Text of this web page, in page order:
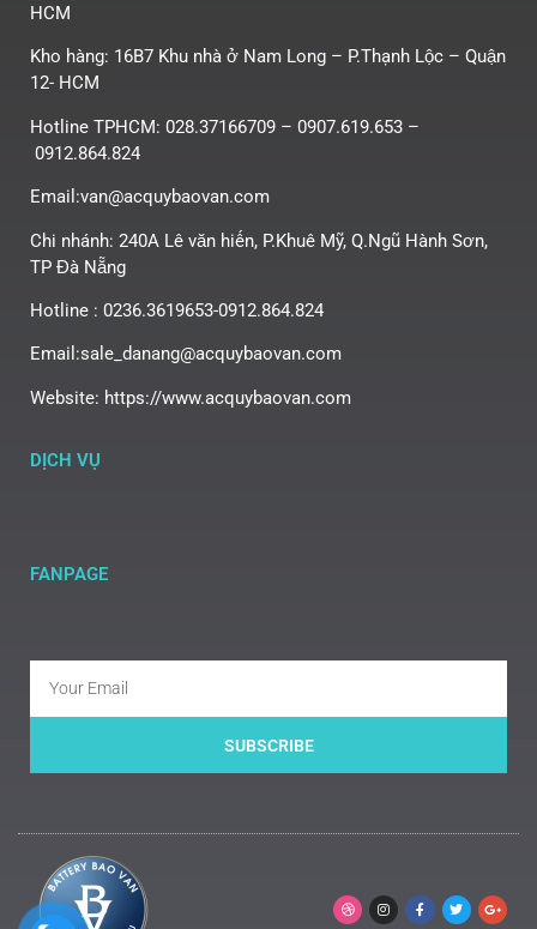
HCM
Kho hàng: 16B7 Khu nhà ở Nam Long – P.Thạnh Lộc – Quận
12- HCM
Hotline TPHCM: 028.37166709 – 0907.619.653 –
0912.864.824
Email:van@acquybaovan.com
Chi nhánh: 240A Lê văn hiến, P.Khuê Mỹ, Q.Ngũ Hành Sơn,
TP Đà Nẵng
Hotline : 0236.3619653-0912.864.824
Email:sale_danang@acquybaovan.com
Website: https://www.acquybaovan.com
DỊCH VỤ
FANPAGE
SUBSCRIBE